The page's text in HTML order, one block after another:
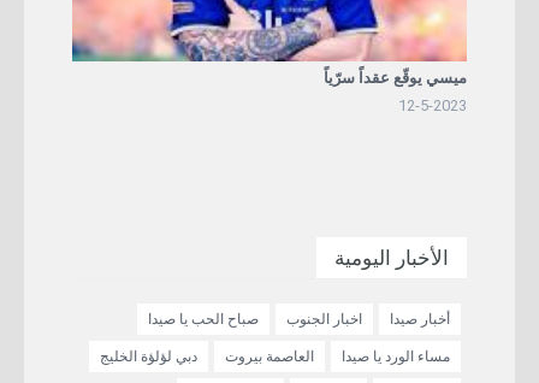
ميسي يوقّع عقداً سرّياً
12-5-2023
الأخبار اليومية
أخبار صيدا اخبار الجنوب صباح الحب يا صيدا
مساء الورد يا صيدا العاصمة بيروت دبي لؤلؤة الخليج